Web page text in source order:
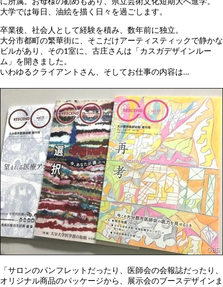
大学では毎日、油絵を描く日々を過ごします。
卒業後、社会人として経験を積み、数年前に独立。
大分市都町の繁華街に、そこだけアーティスティックで静かな
ビルがあり、その1室に、古庄さんは「カスガデザインルー
ム」を開きました。
いわゆるクライアントさん、そしてお仕事の内容は…
「サロンのパンフレットだったり、医師会の会報誌だったり、
オリジナル商品のパッケージから、展示会のブースデザインま